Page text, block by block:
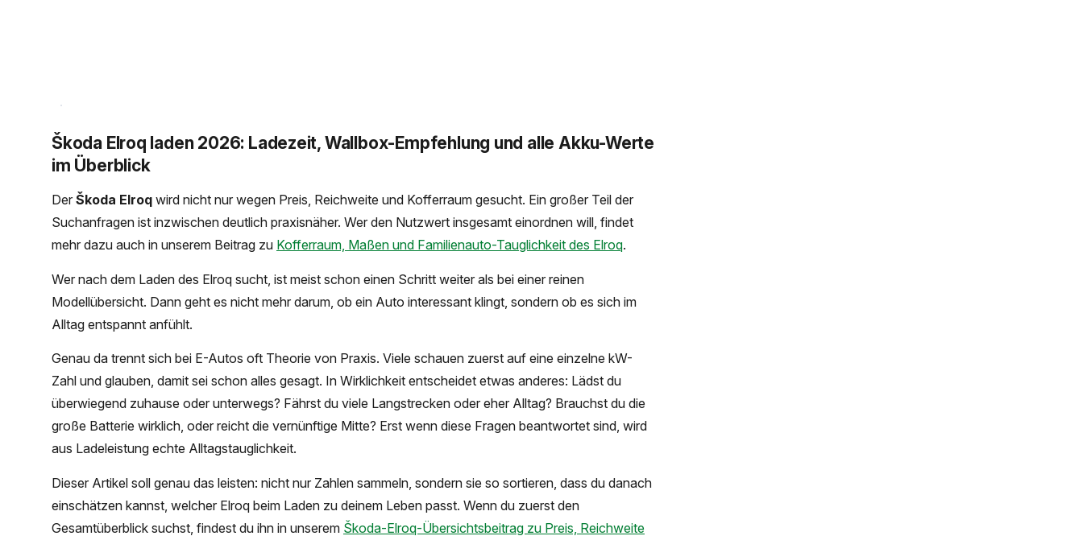
Škoda Elroq laden 2026: Ladezeit, Wallbox-Empfehlung und alle Akku-Werte
im Überblick
Der Škoda Elroq wird nicht nur wegen Preis, Reichweite und Kofferraum gesucht. Ein großer Teil der
Suchanfragen ist inzwischen deutlich praxisnäher. Wer den Nutzwert insgesamt einordnen will, findet
mehr dazu auch in unserem Beitrag zu Kofferraum, Maßen und Familienauto-Tauglichkeit des Elroq.
Wer nach dem Laden des Elroq sucht, ist meist schon einen Schritt weiter als bei einer reinen
Modellübersicht. Dann geht es nicht mehr darum, ob ein Auto interessant klingt, sondern ob es sich im
Alltag entspannt anfühlt.
Genau da trennt sich bei E-Autos oft Theorie von Praxis. Viele schauen zuerst auf eine einzelne kW-
Zahl und glauben, damit sei schon alles gesagt. In Wirklichkeit entscheidet etwas anderes: Lädst du
überwiegend zuhause oder unterwegs? Fährst du viele Langstrecken oder eher Alltag? Brauchst du die
große Batterie wirklich, oder reicht die vernünftige Mitte? Erst wenn diese Fragen beantwortet sind, wird
aus Ladeleistung echte Alltagstauglichkeit.
Dieser Artikel soll genau das leisten: nicht nur Zahlen sammeln, sondern sie so sortieren, dass du danach
einschätzen kannst, welcher Elroq beim Laden zu deinem Leben passt. Wenn du zuerst den
Gesamtüberblick suchst, findest du ihn in unserem Škoda-Elroq-Übersichtsbeitrag zu Preis, Reichweite